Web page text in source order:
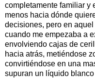
completamente familiar y
menos hacia dónde
decisiones, pero en
cuando me empezaba a
envolviendo cajas de
hacia atrás, metiéndose
convirtiéndose en una
supuran un líquido